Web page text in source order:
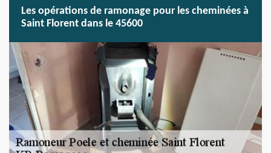
Les opérations de ramonage pour les cheminées à
Saint Florent dans le 45600